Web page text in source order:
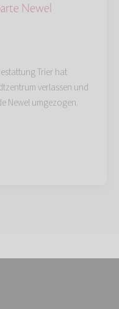
Newel
Trier hat
verlassen und
Newel umgezogen.